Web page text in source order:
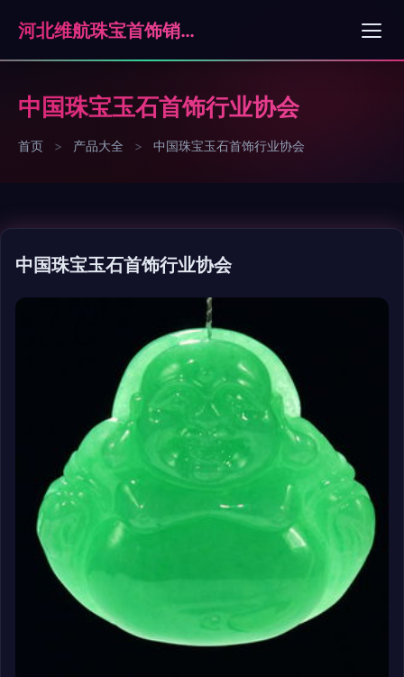
河北维航珠宝首饰销售有限公司石家庄分公司
中国珠宝玉石首饰行业协会
首页 > 产品大全 > 中国珠宝玉石首饰行业协会
中国珠宝玉石首饰行业协会